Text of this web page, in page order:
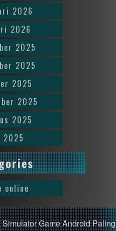
2026
2026
2025
2025
2025
2025
2025
2025
online
Game Android Paling